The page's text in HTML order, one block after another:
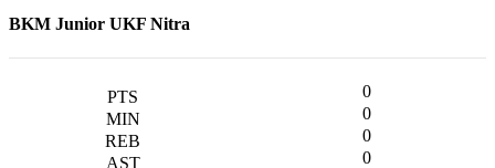
BKM Junior UKF Nitra
0
0
0
0